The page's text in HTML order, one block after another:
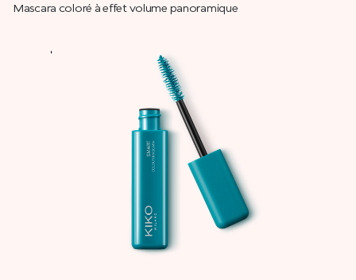
Mascara coloré à effet volume panoramique